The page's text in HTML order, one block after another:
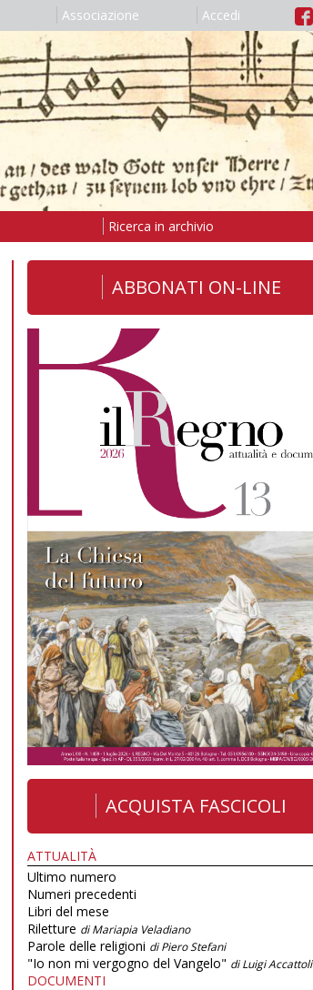
Associazione Accedi
Ricerca in archivio
ABBONATI ON-LINE
ACQUISTA FASCICOLI
ATTUALITÀ
Ultimo numero
Numeri precedenti
Libri del mese
Riletture di Mariapia Veladiano
Parole delle religioni di Piero Stefani
"Io non mi vergogno del Vangelo" di Luigi Accattoli
DOCUMENTI